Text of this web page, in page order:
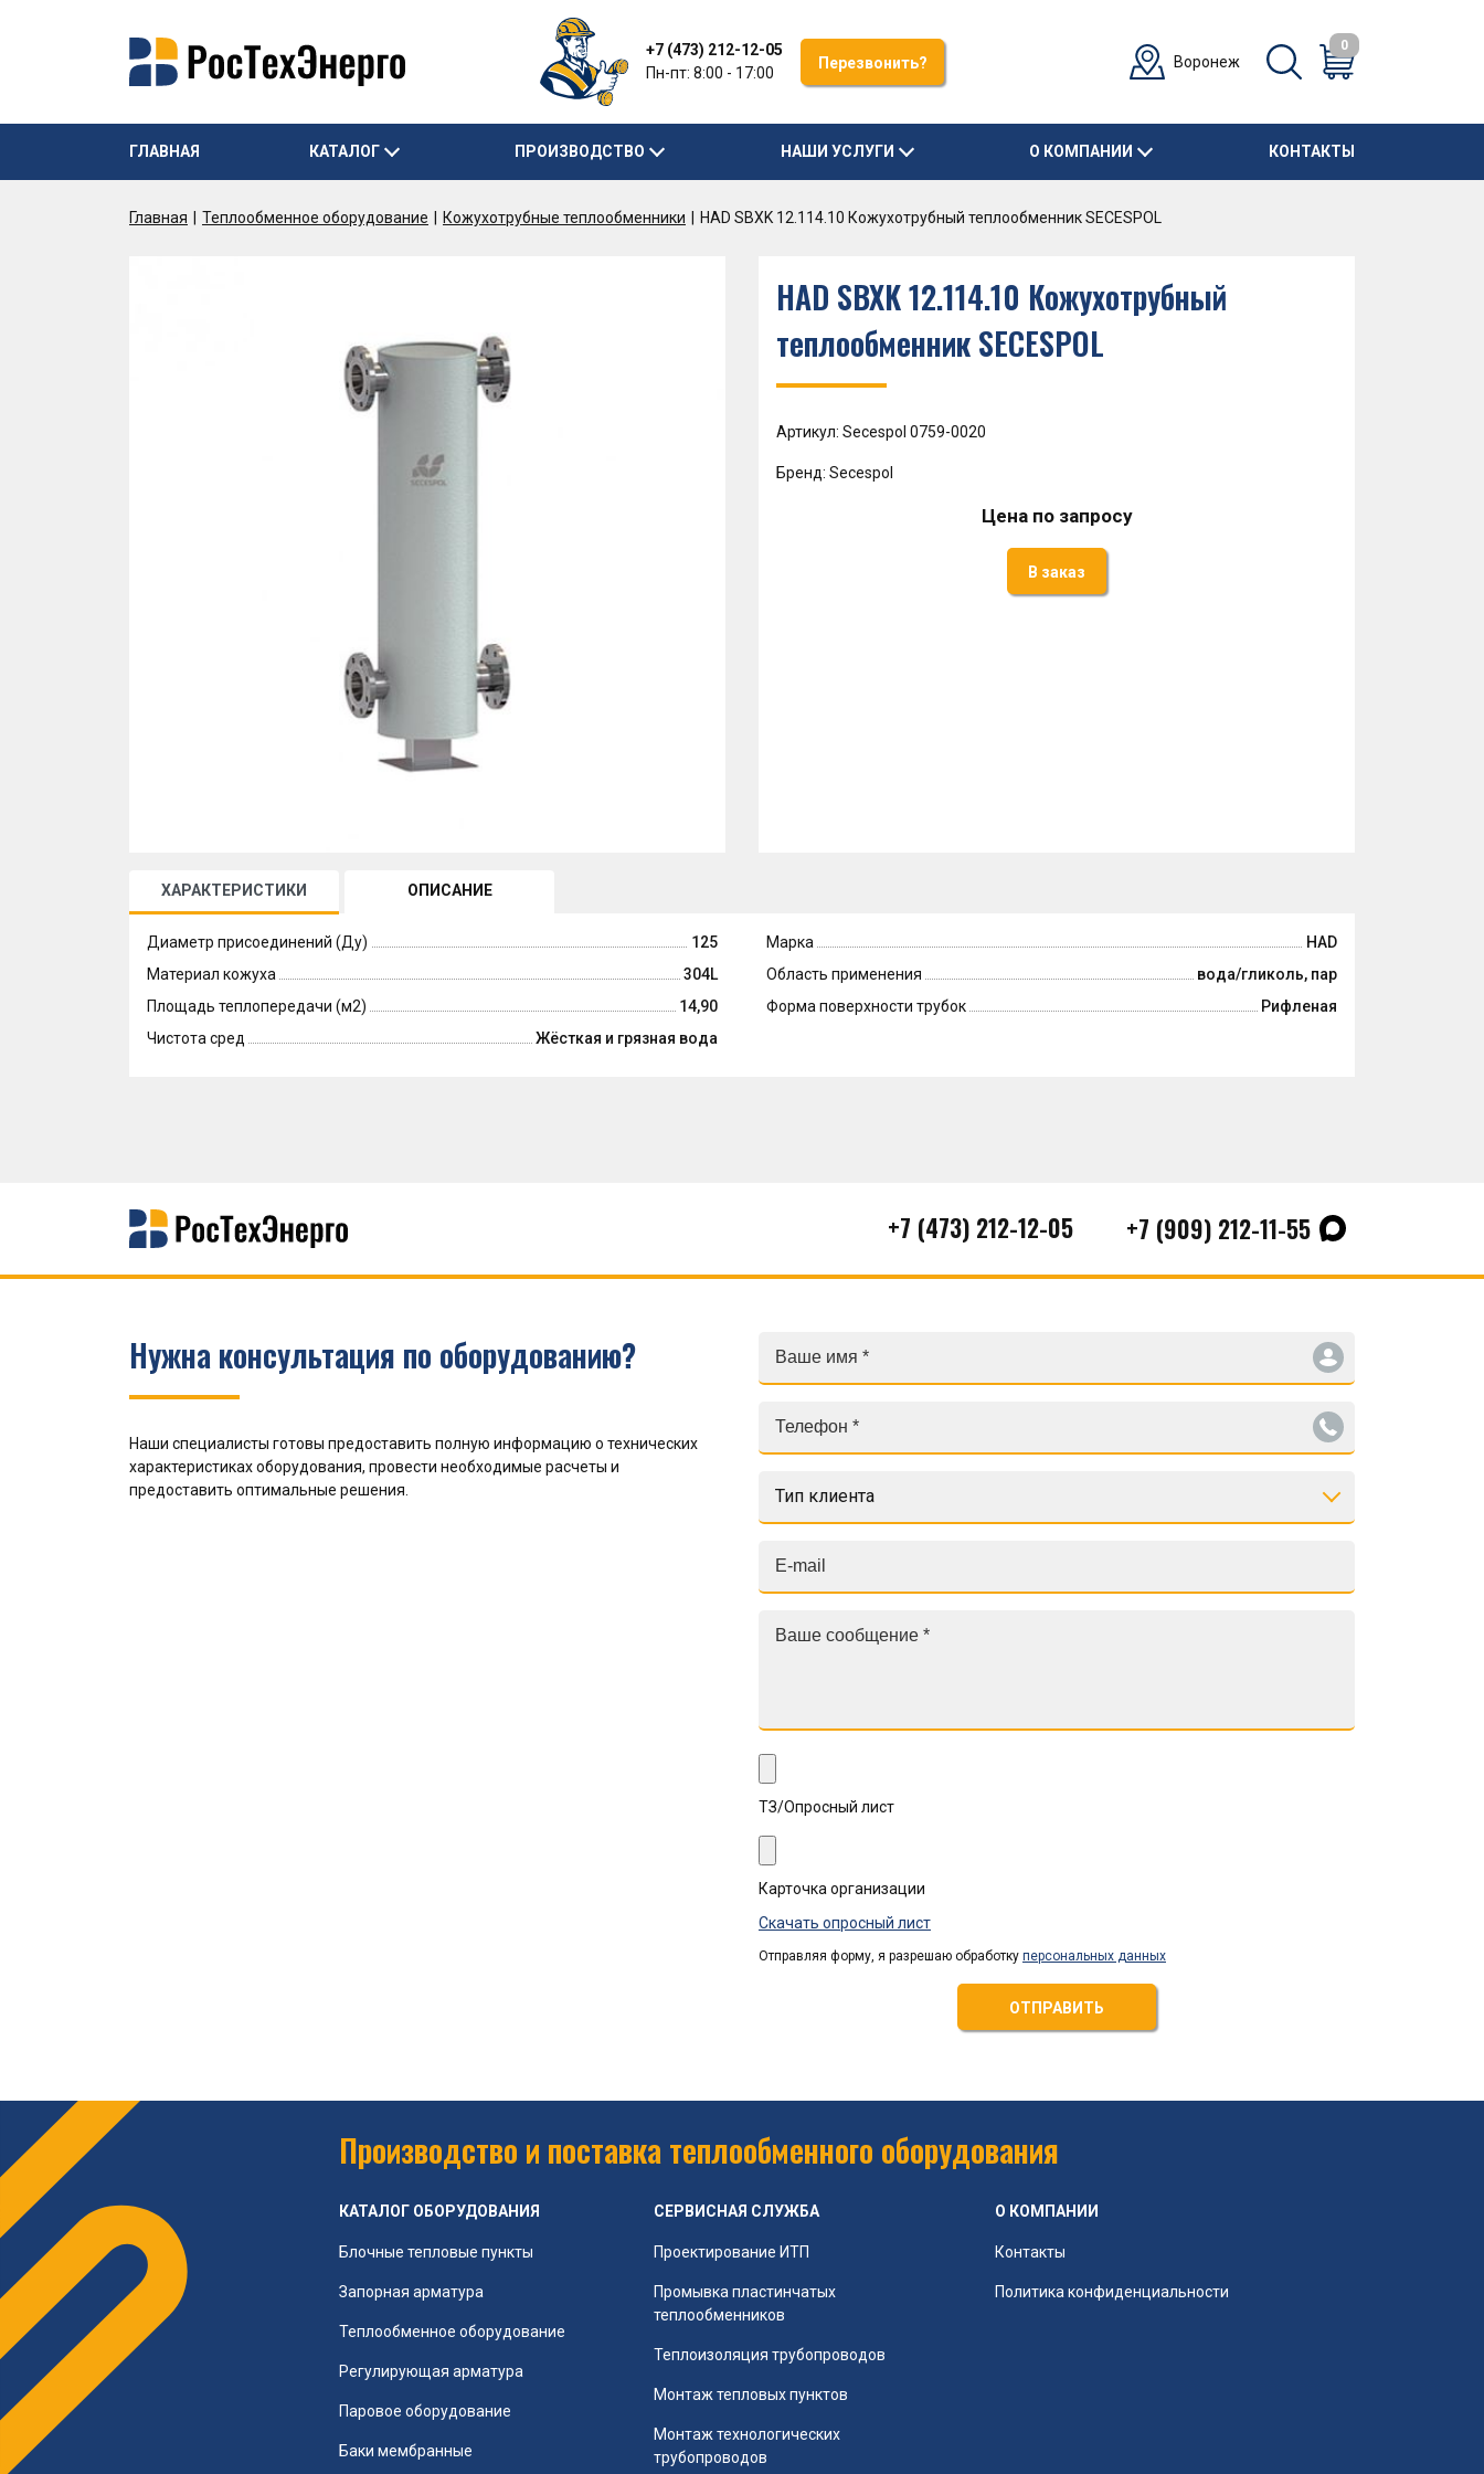
+7 (473) 212-12-05
Пн-пт: 8:00 - 17:00
Перезвонить? Воронеж
0
ГЛАВНАЯ КАТАЛОГ ПРОИЗВОДСТВО НАШИ УСЛУГИ О КОМПАНИИ КОНТАКТЫ
Главная Теплообменное оборудование Кожухотрубные теплообменники HAD SBXK 12.114.10 Кожухотрубный теплообменник SECESPOL
HAD SBXK 12.114.10 Кожухотрубный
теплообменник SECESPOL
Артикул: Secespol 0759-0020
Бренд: Secespol
Цена по запросу
В заказ
ХАРАКТЕРИСТИКИ ОПИСАНИЕ
Диаметр присоединений (Ду) 125 Марка
HAD
Материал кожуха
304L Область применения
вода/гликоль, пар
Площадь теплопередачи (м2)
14,90 Форма поверхности трубок
Рифленая
Чистота сред
Жёсткая и грязная вода
+7 (473) 212-12-05 +7 (909) 212-11-55
Нужна консультация по оборудованию?
Наши специалисты готовы предоставить полную информацию о технических
характеристиках оборудования, провести необходимые расчеты и
предоставить оптимальные решения.
Тип клиента
ТЗ/Опросный лист
Карточка организации
Скачать опросный лист
Отправляя форму, я разрешаю обработку персональных данных
ОТПРАВИТЬ
Производство и поставка теплообменного оборудования
КАТАЛОГ ОБОРУДОВАНИЯ
Блочные тепловые пункты
Запорная арматура
Теплообменное оборудование
Регулирующая арматура
Паровое оборудование
Баки мембранные
СЕРВИСНАЯ СЛУЖБА
Проектирование ИТП
Промывка пластинчатых
теплообменников
Теплоизоляция трубопроводов
Монтаж тепловых пунктов
Монтаж технологических
трубопроводов
О КОМПАНИИ
Контакты
Политика конфиденциальности